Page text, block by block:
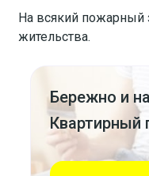
На всякий пожарный
жительства.
Бережно и
Квартирный